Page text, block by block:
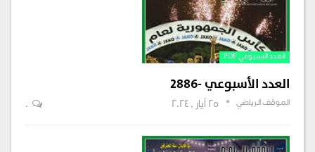
العدد الاسبوعي PDF
العدد الأسبوعي -2886
الموقف الرياضي 25 أيار , 2024 0